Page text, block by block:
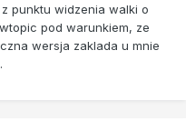
punktu widzenia walki o
pod warunkiem, ze
wersja zaklada u mnie